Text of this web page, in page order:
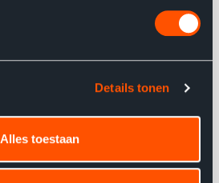
Details tonen
Alles toestaan